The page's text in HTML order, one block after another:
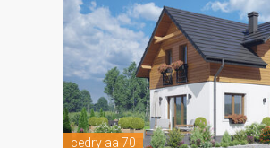
cedry aa 70